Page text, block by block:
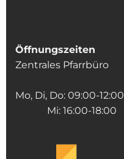
Öffnungszeiten
Zentrales Pfarrbüro
Mo, Di, Do: 09:00-12:00
Mi: 16:00-18:00